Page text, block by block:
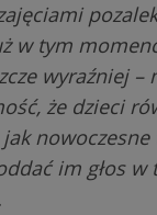
w tym
wyraźniej –
że dzieci
im głos